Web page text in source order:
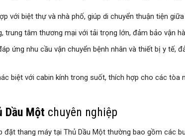
với biệt thự và nhà phố, giúp di chuyển thuận tiện
trung tâm thương mại với tải trọng lớn, đảm bảo vận
ứng nhu cầu vận chuyển bệnh nhân và thiết bị y tế,
biệt với cabin kính trong suốt, thích hợp cho các tòa
Dầu Một chuyên nghiệp
thang máy tại Thủ Dầu Một thường bao gồm các